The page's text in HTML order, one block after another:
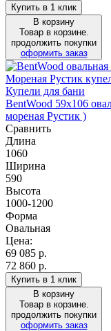
Купить в 1 клик
В корзину
Товар в корзине.
продолжить покупки
оформить заказ
Купели для бани
BentWood 59х106
мореная Рустик )
Сравнить
Длина
1060
Ширина
590
Высота
1000-1200
Форма
Овальная
Цена:
69 085 р.
72 860 р.
Купить в 1 клик
В корзину
Товар в корзине.
продолжить покупки
оформить заказ